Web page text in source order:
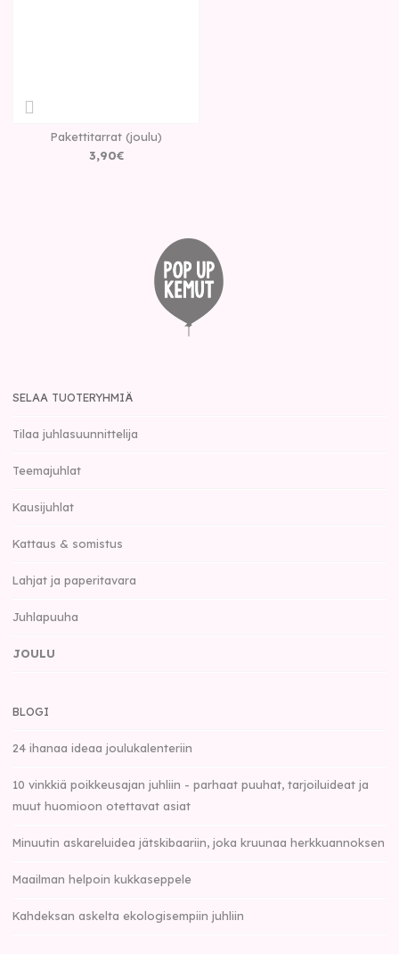
Pakettitarrat (joulu)
3,90€
SELAA TUOTERYHMIÄ
Tilaa juhlasuunnittelija
Teemajuhlat
Kausijuhlat
Kattaus & somistus
Lahjat ja paperitavara
Juhlapuuha
JOULU
BLOGI
24 ihanaa ideaa joulukalenteriin
10 vinkkiä poikkeusajan juhliin - parhaat puuhat, tarjoiluideat ja
muut huomioon otettavat asiat
Minuutin askareluidea jätskibaariin, joka kruunaa herkkuannoksen
Maailman helpoin kukkaseppele
Kahdeksan askelta ekologisempiin juhliin